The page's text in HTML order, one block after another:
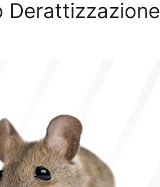
Derattizzazione